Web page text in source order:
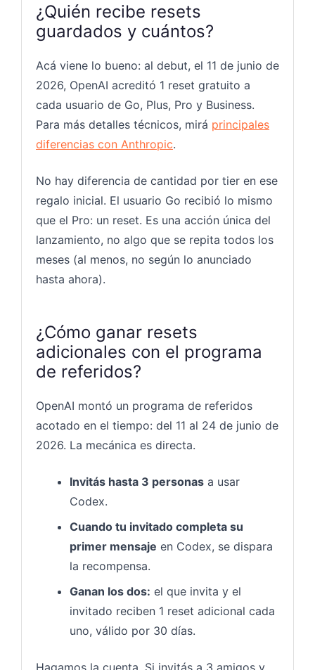
¿Quién recibe resets
guardados y cuántos?
Acá viene lo bueno: al debut, el 11 de junio de
2026, OpenAI acreditó 1 reset gratuito a
cada usuario de Go, Plus, Pro y Business.
Para más detalles técnicos, mirá principales
diferencias con Anthropic.
No hay diferencia de cantidad por tier en ese
regalo inicial. El usuario Go recibió lo mismo
que el Pro: un reset. Es una acción única del
lanzamiento, no algo que se repita todos los
meses (al menos, no según lo anunciado
hasta ahora).
¿Cómo ganar resets
adicionales con el programa
de referidos?
OpenAI montó un programa de referidos
acotado en el tiempo: del 11 al 24 de junio de
2026. La mecánica es directa.
Invitás hasta 3 personas a usar
Codex.
Cuando tu invitado completa su
primer mensaje en Codex, se dispara
la recompensa.
Ganan los dos: el que invita y el
invitado reciben 1 reset adicional cada
uno, válido por 30 días.
Hagamos la cuenta. Si invitás a 3 amigos y